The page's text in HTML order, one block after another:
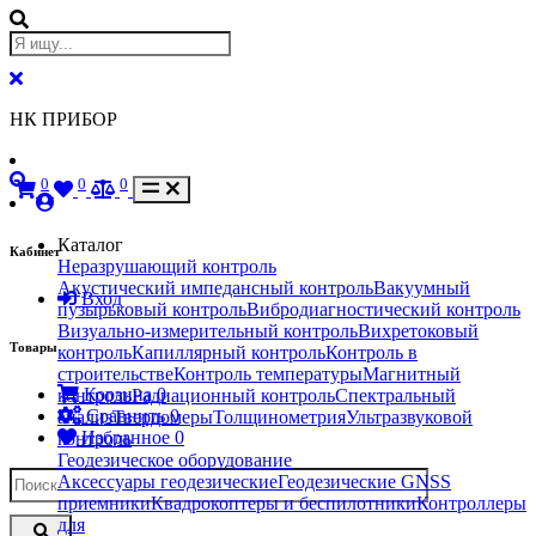
НК ПРИБОР
Кабинет
Вход
Товары
Корзина0
Сравнить0
Избранное 0
0 0 0
Каталог
Неразрушающий контроль
Акустический импедансный контрольВакуумный
пузырьковый контрольВибродиагностический контроль
Визуально-измерительный контрольВихретоковый
контрольКапиллярный контрольКонтроль в
строительствеКонтроль температурыМагнитный
контрольРадиационный контрольСпектральный
анализТвердомерыТолщинометрияУльтразвуковой
контроль
Геодезическое оборудование
Аксессуары геодезическиеГеодезические GNSS
приемникиКвадрокоптеры и беспилотникиКонтроллеры
для